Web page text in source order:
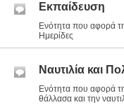
Εκπαίδευση
Ενότητα που αφορά
Ημερίδες
Ναυτιλία και
Ενότητα που αφορά
θάλλασα και την